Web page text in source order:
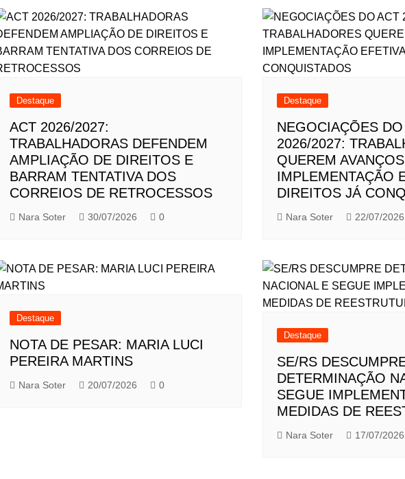
Destaque
ACT 2026/2027:
TRABALHADORAS DEFENDEM
AMPLIAÇÃO DE DIREITOS E
BARRAM TENTATIVA DOS
CORREIOS DE RETROCESSOS
Nara Soter 30/07/2026 0
Destaque
NEGOCIAÇÕES
2026/2027:
QUEREM
IMPLEMENTAÇÃO
DIREITOS JÁ
Nara Soter 22/07/2026
Destaque
NOTA DE PESAR: MARIA LUCI
PEREIRA MARTINS
Nara Soter 20/07/2026 0
Destaque
SE/RS
DETERMINAÇÃO
SEGUE
MEDIDAS DE
Nara Soter 17/07/2026